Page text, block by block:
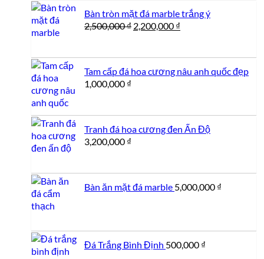
Bàn tròn mặt đá marble trắng ý
2,500,000₫ Giá
2,200,000 ₫
2,200,000 ₫.
Tam cấp đá hoa cương nâu anh quốc đẹp
1,000,000 ₫
Tranh đá hoa cương đen Ấn Độ
3,200,000 ₫
Bàn ăn mặt đá marble 5,000,000 ₫
Đá Trắng Bình Định 500,000 ₫